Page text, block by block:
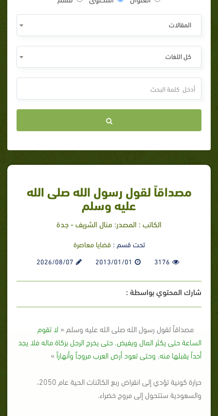
المقالات
كل اللغات
مصداقاً لقول رسول الله صلى الله
عليه وسلم
الكاتب : المصدر: منال الشريف - جدة
تحت قسم :قضايا معاصرة
3176
2013/01/01
2026/08/07
شارك المحتوي بواسطة :
مصداقاً لقول رسول الله صلى الله عليه وسلم « لا تقوم
الساعة حتى يكثر المال ويفيض. حتى يخرج الرجل بزكاة ماله فلا يجد
أحداً يقبلها منه. وحتى تعود أرض العرب مروجاً وأنهاراً»
حرارة كونية تؤدي إلى انقراض ربع الكائنات الحية عام 2050،
والسعودية ستتحول إلى مروج خضراء.